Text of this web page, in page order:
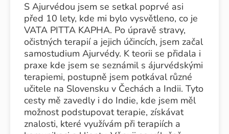
S Ajurvédou jsem se setkal poprvé asi
před 10 lety, kde mi bylo vysvětleno, co je
VATA PITTA KAPHA. Po úpravě stravy,
očistných terapií a jejich účincích, jsem začal
samostudium Ajurvédy. K teorii se přidala i
praxe kde jsem se seznámil s ájurvédskými
terapiemi, postupně jsem potkával různé
učitele na Slovensku v Čechách a Indii. Tyto
cesty mě zavedly i do Indie, kde jsem měl
možnost podstupovat terapie, získávat
znalosti, které využívám při terapiích a